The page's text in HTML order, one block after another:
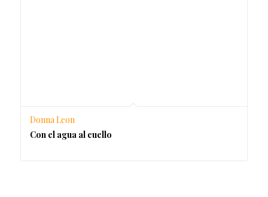
Donna Leon
Con el agua al cuello